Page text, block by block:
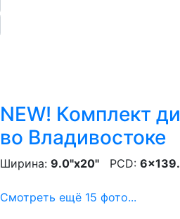
NEW! Комплект
во Владивостоке
Ширина: 9.0"x20" PCD:
Смотреть ещё 15 фото...